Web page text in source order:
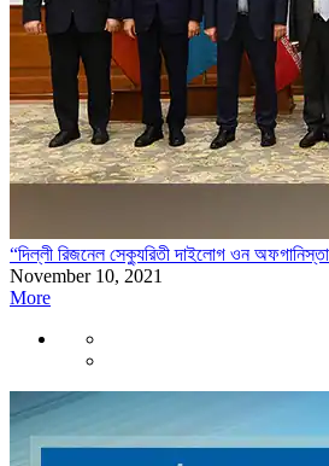
“দিল্লী রিজনেল সেক্যুরিতী দাইলোগ ওন
November 10, 2021
More